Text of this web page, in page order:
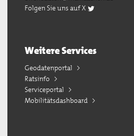
Folgen Sie uns auf X
Weitere Services
Geodatenportal
Ratsinfo
Serviceportal
Mobilitätsdashboard